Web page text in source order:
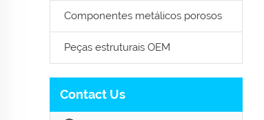
Componentes metálicos porosos
Peças estruturais OEM
Contact Us